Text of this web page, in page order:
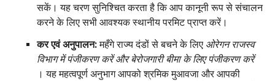
सकें। यह चरण सुनिश्चित करता है कि आप कानूनी रूप से संचालन
करने के लिए सभी आवश्यक स्थानीय परमिट प्राप्त करें।
कर एवं अनुपालन:महँगे राज्य दंडों से बचने के लिए ओरेगन राजस्व
विभाग में पंजीकरण करें और बेरोजगारी बीमा के लिए पंजीकरण करें
। यह महत्वपूर्ण अनुभाग आपको श्रमिक मुआवजा और आपकी